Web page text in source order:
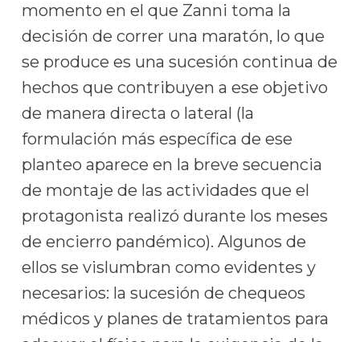
momento en el que Zanni toma la
decisión de correr una maratón, lo que
se produce es una sucesión continua de
hechos que contribuyen a ese objetivo
de manera directa o lateral (la
formulación más específica de ese
planteo aparece en la breve secuencia
de montaje de las actividades que el
protagonista realizó durante los meses
de encierro pandémico). Algunos de
ellos se vislumbran como evidentes y
necesarios: la sucesión de chequeos
médicos y planes de tratamientos para